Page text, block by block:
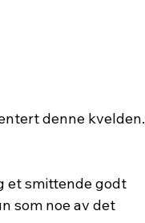
denne kvelden.
et smittende godt
som noe av det